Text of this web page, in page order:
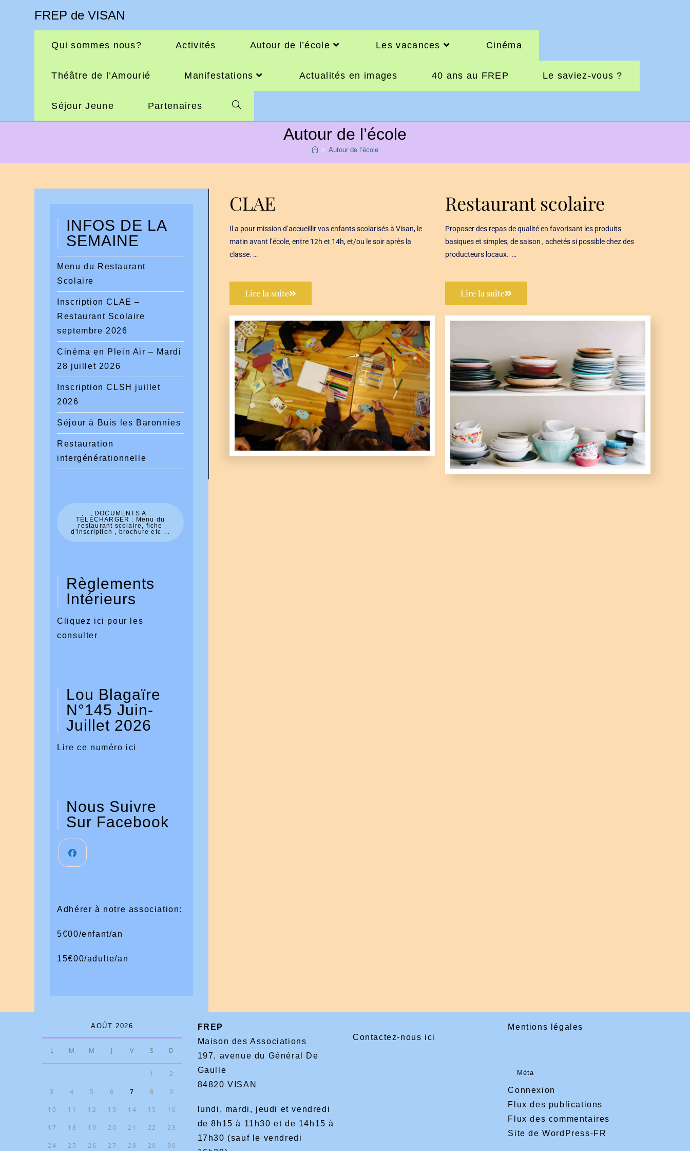
FREP de VISAN
Qui sommes nous? Activités Autour de l’école Les vacances Cinéma
Théâtre de l’Amourié Manifestations Actualités en images 40 ans au FREP Le saviez-vous ?
Séjour Jeune Partenaires
Autour de l’école
> Autour de l’école
CLAE
Il a pour mission d’accueillir vos enfants scolarisés à Visan, le
matin avant l’école, entre 12h et 14h, et/ou le soir après la
classe. …
Lire la suite
Restaurant scolaire
Proposer des repas de qualité en favorisant les produits
basiques et simples, de saison , achetés si possible chez des
producteurs locaux. …
Lire la suite
INFOS DE LA
SEMAINE
Menu du Restaurant
Scolaire
Inscription CLAE –
Restaurant Scolaire
septembre 2026
Cinéma en Plein Air – Mardi
28 juillet 2026
Inscription CLSH juillet
2026
Séjour à Buis les Baronnies
Restauration
intergénérationnelle
DOCUMENTS A
TÉLÉCHARGER : Menu du
restaurant scolaire, fiche
d'inscription , brochure etc ...
Règlements
Intérieurs
Cliquez ici pour les
consulter
Lou Blagaïre
N°145 Juin-
Juillet 2026
Lire ce numéro ici
Nous Suivre
Sur Facebook
Adhérer à notre association:
5€00/enfant/an
15€00/adulte/an
AOÛT 2026
L M M J V S D
1 2
3 4 5 6 7 8 9
10 11 12 13 14 15 16
17 18 19 20 21 22 23
24 25 26 27 28 29 30
FREP
Maison des Associations
197, avenue du Général De
Gaulle
84820 VISAN
lundi, mardi, jeudi et vendredi
de 8h15 à 11h30 et de 14h15 à
17h30 (sauf le vendredi
Contactez-nous ici
Mentions légales
Méta
Connexion
Flux des publications
Flux des commentaires
Site de WordPress-FR